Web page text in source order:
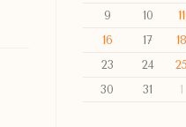
9
10 11
16
17 18
23
24 25
30
31 1